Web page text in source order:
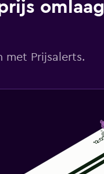
omlaag
met Prijsalerts.